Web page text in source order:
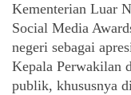
Kementerian Luar
Social Media
negeri sebagai
Kepala Perwakilan
publik, khususnya